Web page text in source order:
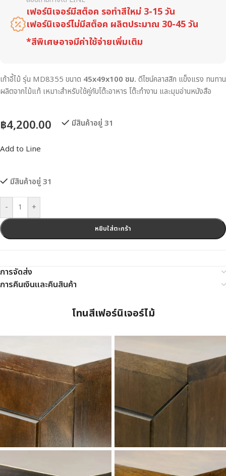
เฟอร์นิเจอร์มีสต็อค รอทำสีใหม่ 3-15 วัน
เฟอร์นิเจอร์ไม่มีสต็อค ผลิตประมาณ 30-45 วัน
*สีพิเศษอาจมีค่าใช้จ่ายเพิ่มเติม
เก้าอี้ไม้ รุ่น MD8355 ขนาด 45x49x100 ซม. ดีไซน์คลาสสิก แข็งแรง ทนทาน
ผลิตจากไม้แท้ เหมาะสำหรับใช้คู่กับโต๊ะอาหาร โต๊ะทำงาน และมุมอ่านหนังสือ
฿4,200.00 มีสินค้าอยู่ 31
Add to Line
มีสินค้าอยู่ 31
- +
หยิบใส่ตะกร้า
การจัดส่ง
การคืนเงินและคืนสินค้า
โทนสีเฟอร์นิเจอร์ไม้